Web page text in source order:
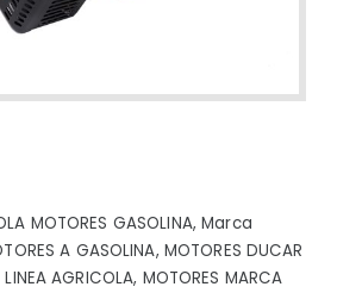
MOTORES GASOLINA,Marca
A GASOLINA, MOTORES DUCAR
AGRICOLA, MOTORES MARCA